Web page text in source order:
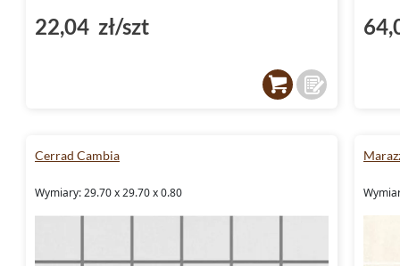
22,04 zł/szt
Cerrad Cambia
Wymiary: 29.70 x 29.70 x 0.80